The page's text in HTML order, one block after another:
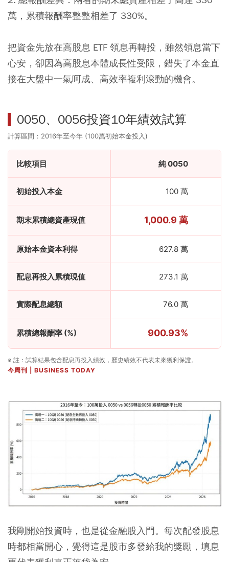
萬，累積報酬率整整相差了 330%。
把資金先放在高股息 ETF 領息再轉投，雖然領息當下
心安，卻因為高股息本體成長性受限，錯失了本金直
接在大盤中一氣呵成、高效率複利滾動的機會。
0050、0056投資10年績效試算
計算區間：2016年至今年 (100萬初始本金投入)
比較項目 純 0050
初始投入本金 100 萬
期末累積總資產現值 1,000.9 萬
原始本金資本利得 627.8 萬
配息再投入累積現值 273.1 萬
實際配息總額 76.0 萬
累積總報酬率 (%) 900.93%
※ 註：試算結果包含配息再投入績效，歷史績效不代表未來獲利保證。
今周刊 | BUSINESS TODAY
我剛開始投資時，也是從金融股入門。每次配發股息
時都相當開心，覺得這是股市多發給我的獎勵，填息